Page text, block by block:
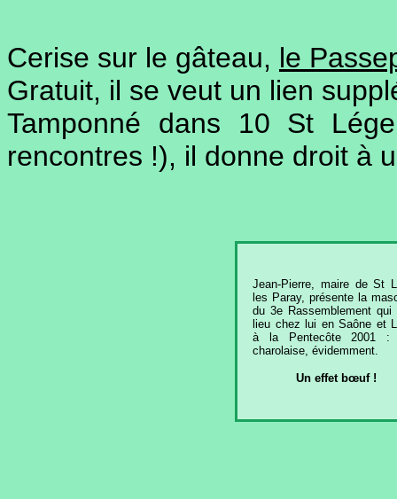
Cerise sur le gâteau, le
Gratuit, il se veut un lien
Tamponné dans 10 St
rencontres !), il donne droit à
Jean-Pierre, maire de St
les Paray, présente la
du 3e Rassemblement qui
lieu chez lui en Saône et
à la Pentecôte 2001 :
charolaise, évidemment.
Un effet bœuf !